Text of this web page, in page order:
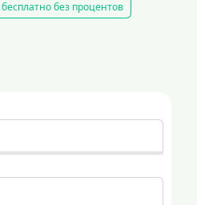
без процентов